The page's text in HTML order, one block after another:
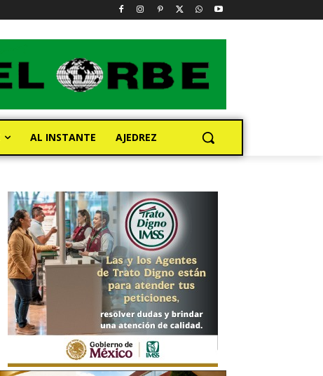
AL INSTANTE AJEDREZ